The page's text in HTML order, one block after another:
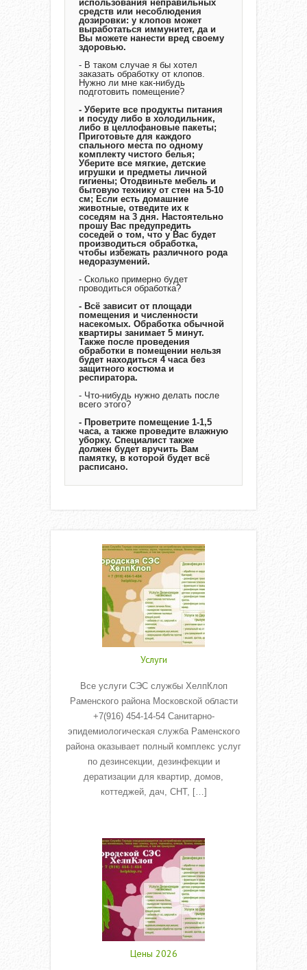
использования неправильных
средств или несоблюдения
дозировки: у клопов может
выработаться иммунитет, да и
Вы можете нанести вред своему
здоровью.
- В таком случае я бы хотел
заказать обработку от клопов.
Нужно ли мне как-нибудь
подготовить помещение?
- Уберите все продукты питания
и посуду либо в холодильник,
либо в целлофановые пакеты;
Приготовьте для каждого
спального места по одному
комплекту чистого белья;
Уберите все мягкие, детские
игрушки и предметы личной
гигиены; Отодвиньте мебель и
бытовую технику от стен на 5-10
см; Если есть домашние
животные, отведите их к
соседям на 3 дня. Настоятельно
прошу Вас предупредить
соседей о том, что у Вас будет
производиться обработка,
чтобы избежать различного рода
недоразумений.
- Сколько примерно будет
проводиться обработка?
- Всё зависит от площади
помещения и численности
насекомых. Обработка обычной
квартиры занимает 5 минут.
Также после проведения
обработки в помещении нельзя
будет находиться 4 часа без
защитного костюма и
респиратора.
- Что-нибудь нужно делать после
всего этого?
- Проветрите помещение 1-1,5
часа, а также проведите влажную
уборку. Специалист также
должен будет вручить Вам
памятку, в которой будет всё
расписано.
Услуги
Все услуги СЭС службы ХелпКлоп
Раменского района Московской области
+7(916) 454-14-54 Санитарно-
эпидемиологическая служба Раменского
района оказывает полный комплекс услуг
по дезинсекции, дезинфекции и
дератизации для квартир, домов,
коттеджей, дач, СНТ, […]
Цены 2026